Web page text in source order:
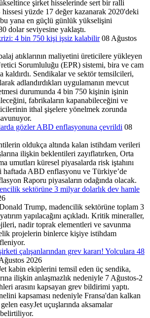
şirket hisselerinde sert bir ralli
yüzde 17 değer kazanarak 2020'deki
yana en güçlü günlük yükselişini
dolar seviyesine yaklaştı.
4 bin 750 kişi işsiz kalabilir 08 Ağustos
atıklarının maliyetini üreticilere yükleyen
Sorumluluğu (EPR) sistemi, bira ve cam
kaldırdı. Sendikalar ve sektör temsilcileri,
adlandırdıkları uygulamanın mevcut
durumunda 4 bin 750 kişinin işinin
fabrikaların kapanabileceğini ve
ithal şişelere yönelmek zorunda
gözler ABD enflasyonuna çevrildi 08
oldukça altında kalan istihdam verileri
ilişkin beklentileri zayıflatırken, Orta
umutları küresel piyasalarda risk iştahını
haftada ABD enflasyonu ve Türkiye’de
Raporu piyasaların odağında olacak.
sektörüne 3 milyar dolarlık dev hamle
Trump, madencilik sektörüne toplam 3
yapılacağını açıkladı. Kritik mineraller,
nadir toprak elementleri ve savunma
projelerin binlerce kişiye istihdam
çalışanlarından grev kararı! Yolculara 48
2026
kabin ekiplerini temsil eden üç sendika,
ilişkin anlaşmazlık nedeniyle 7 Ağustos-2
arasını kapsayan grev bildirimi yaptı.
kapsaması nedeniyle Fransa'dan kalkan
easyJet uçuşlarında aksamalar